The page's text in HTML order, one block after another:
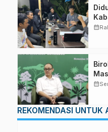
calendar_month
calendar_month
REKOMENDASI UNTUK